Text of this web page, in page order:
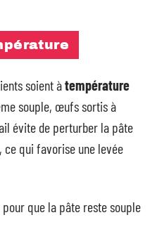
soient àtempérature
souple, œufs sortis à
évite de perturber la pâte
qui favorise une levée
que la pâte reste souple